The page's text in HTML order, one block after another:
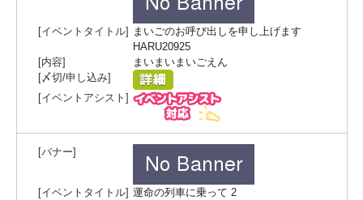
まいごのお呼び出しを申し上げます
HARU20925
まいまいまいごえん
運命の列車に乗って 2